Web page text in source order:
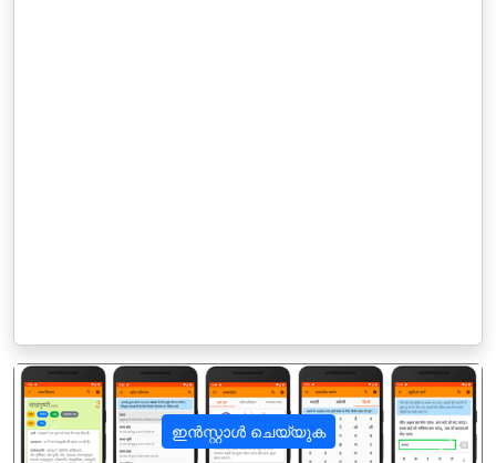
ഇൻസ്റ്റാൾ ചെയ്യുക
पिछला अगला